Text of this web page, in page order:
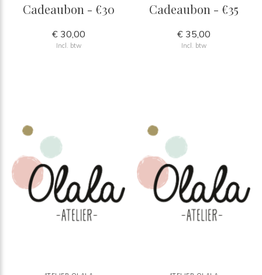
Cadeaubon - €30
€ 30,00
Incl. btw
Cadeaubon - €35
€ 35,00
Incl. btw